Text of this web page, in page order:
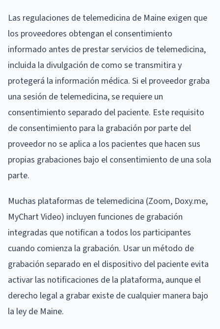
Las regulaciones de telemedicina de Maine exigen que
los proveedores obtengan el consentimiento
informado antes de prestar servicios de telemedicina,
incluida la divulgación de como se transmitira y
protegerá la información médica. Si el proveedor graba
una sesión de telemedicina, se requiere un
consentimiento separado del paciente. Este requisito
de consentimiento para la grabación por parte del
proveedor no se aplica a los pacientes que hacen sus
propias grabaciones bajo el consentimiento de una sola
parte.
Muchas plataformas de telemedicina (Zoom, Doxy.me,
MyChart Video) incluyen funciones de grabación
integradas que notifican a todos los participantes
cuando comienza la grabación. Usar un método de
grabación separado en el dispositivo del paciente evita
activar las notificaciones de la plataforma, aunque el
derecho legal a grabar existe de cualquier manera bajo
la ley de Maine.